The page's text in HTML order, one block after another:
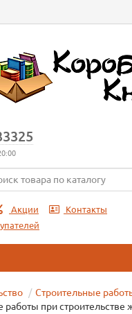
Акции
Контакты
Строительные
работы при строительстве